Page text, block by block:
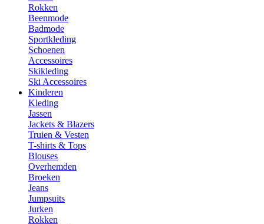
Rokken
Beenmode
Badmode
Sportkleding
Schoenen
Accessoires
Skikleding
Ski Accessoires
Kinderen
Kleding
Jassen
Jackets & Blazers
Truien & Vesten
T-shirts & Tops
Blouses
Overhemden
Broeken
Jeans
Jumpsuits
Jurken
Rokken